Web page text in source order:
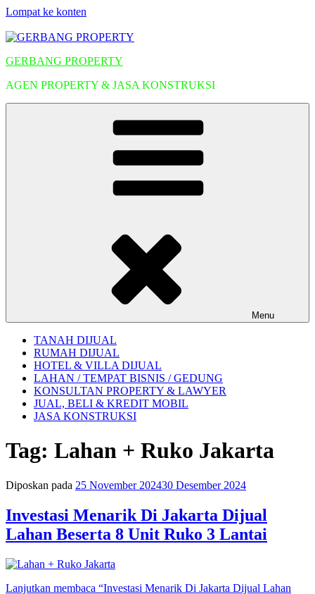
Lompat ke konten
GERBANG PROPERTY
AGEN PROPERTY & JASA KONSTRUKSI
Menu
TANAH DIJUAL
RUMAH DIJUAL
HOTEL & VILLA DIJUAL
LAHAN / TEMPAT BISNIS / GEDUNG
KONSULTAN PROPERTY & LAWYER
JUAL, BELI & KREDIT MOBIL
JASA KONSTRUKSI
Tag: Lahan + Ruko Jakarta
Diposkan pada 25 November 202430 Desember 2024
Investasi Menarik Di Jakarta Dijual
Lahan Beserta 8 Unit Ruko 3 Lantai
Lanjutkan membaca “Investasi Menarik Di Jakarta Dijual Lahan